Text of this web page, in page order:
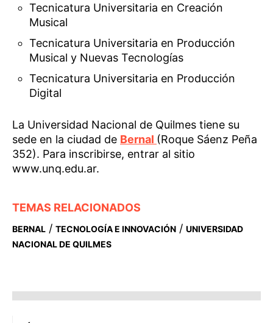
Tecnicatura Universitaria en Creación
Musical
Tecnicatura Universitaria en Producción
Musical y Nuevas Tecnologías
Tecnicatura Universitaria en Producción
Digital
La Universidad Nacional de Quilmes tiene su
sede en la ciudad de Bernal (Roque Sáenz Peña
352). Para inscribirse, entrar al sitio
www.unq.edu.ar.
TEMAS RELACIONADOS
BERNAL / TECNOLOGÍA E INNOVACIÓN / UNIVERSIDAD
NACIONAL DE QUILMES